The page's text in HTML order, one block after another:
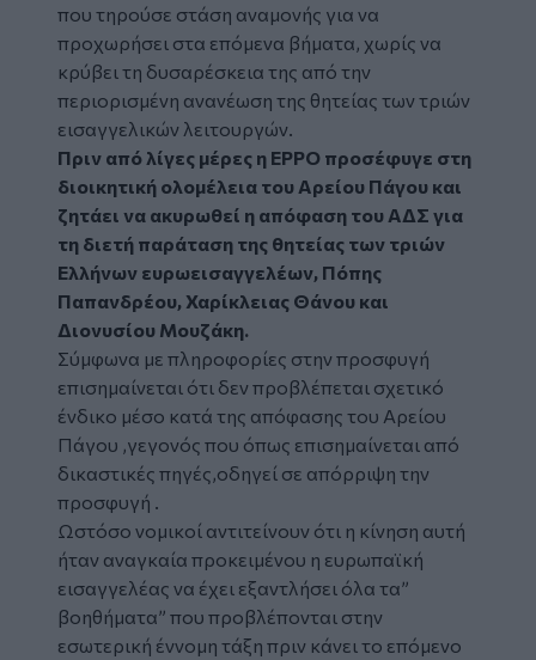
που τηρούσε στάση αναμονής για να
προχωρήσει στα επόμενα βήματα, χωρίς να
κρύβει τη δυσαρέσκεια της από την
περιορισμένη ανανέωση της θητείας των τριών
εισαγγελικών λειτουργών.
Πριν από λίγες μέρες η ΕΡΡΟ προσέφυγε στη
διοικητική ολομέλεια του Αρείου Πάγου και
ζητάει να ακυρωθεί η απόφαση του ΑΔΣ για
τη διετή παράταση της θητείας των τριών
Ελλήνων ευρωεισαγγελέων, Πόπης
Παπανδρέου, Χαρίκλειας Θάνου και
Διονυσίου Μουζάκη.
Σύμφωνα με πληροφορίες στην προσφυγή
επισημαίνεται ότι δεν προβλέπεται σχετικό
ένδικο μέσο κατά της απόφασης του Αρείου
Πάγου ,γεγονός που όπως επισημαίνεται από
δικαστικές πηγές,οδηγεί σε απόρριψη την
προσφυγή .
Ωστόσο νομικοί αντιτείνουν ότι η κίνηση αυτή
ήταν αναγκαία προκειμένου η ευρωπαϊκή
εισαγγελέας να έχει εξαντλήσει όλα τα”
βοηθήματα” που προβλέπονται στην
εσωτερική έννομη τάξη πριν κάνει το επόμενο